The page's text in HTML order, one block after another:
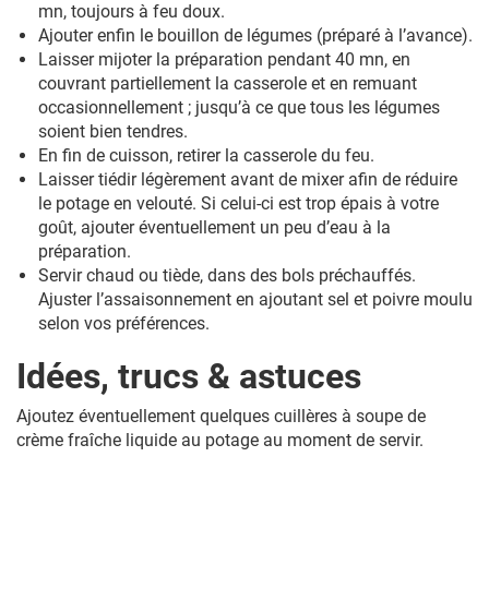
mn, toujours à feu doux.
Ajouter enfin le bouillon de légumes (préparé à l’avance).
Laisser mijoter la préparation pendant 40 mn, en
couvrant partiellement la casserole et en remuant
occasionnellement ; jusqu’à ce que tous les légumes
soient bien tendres.
En fin de cuisson, retirer la casserole du feu.
Laisser tiédir légèrement avant de mixer afin de réduire
le potage en velouté. Si celui-ci est trop épais à votre
goût, ajouter éventuellement un peu d’eau à la
préparation.
Servir chaud ou tiède, dans des bols préchauffés.
Ajuster l’assaisonnement en ajoutant sel et poivre moulu
selon vos préférences.
Idées, trucs & astuces
Ajoutez éventuellement quelques cuillères à soupe de
crème fraîche liquide au potage au moment de servir.